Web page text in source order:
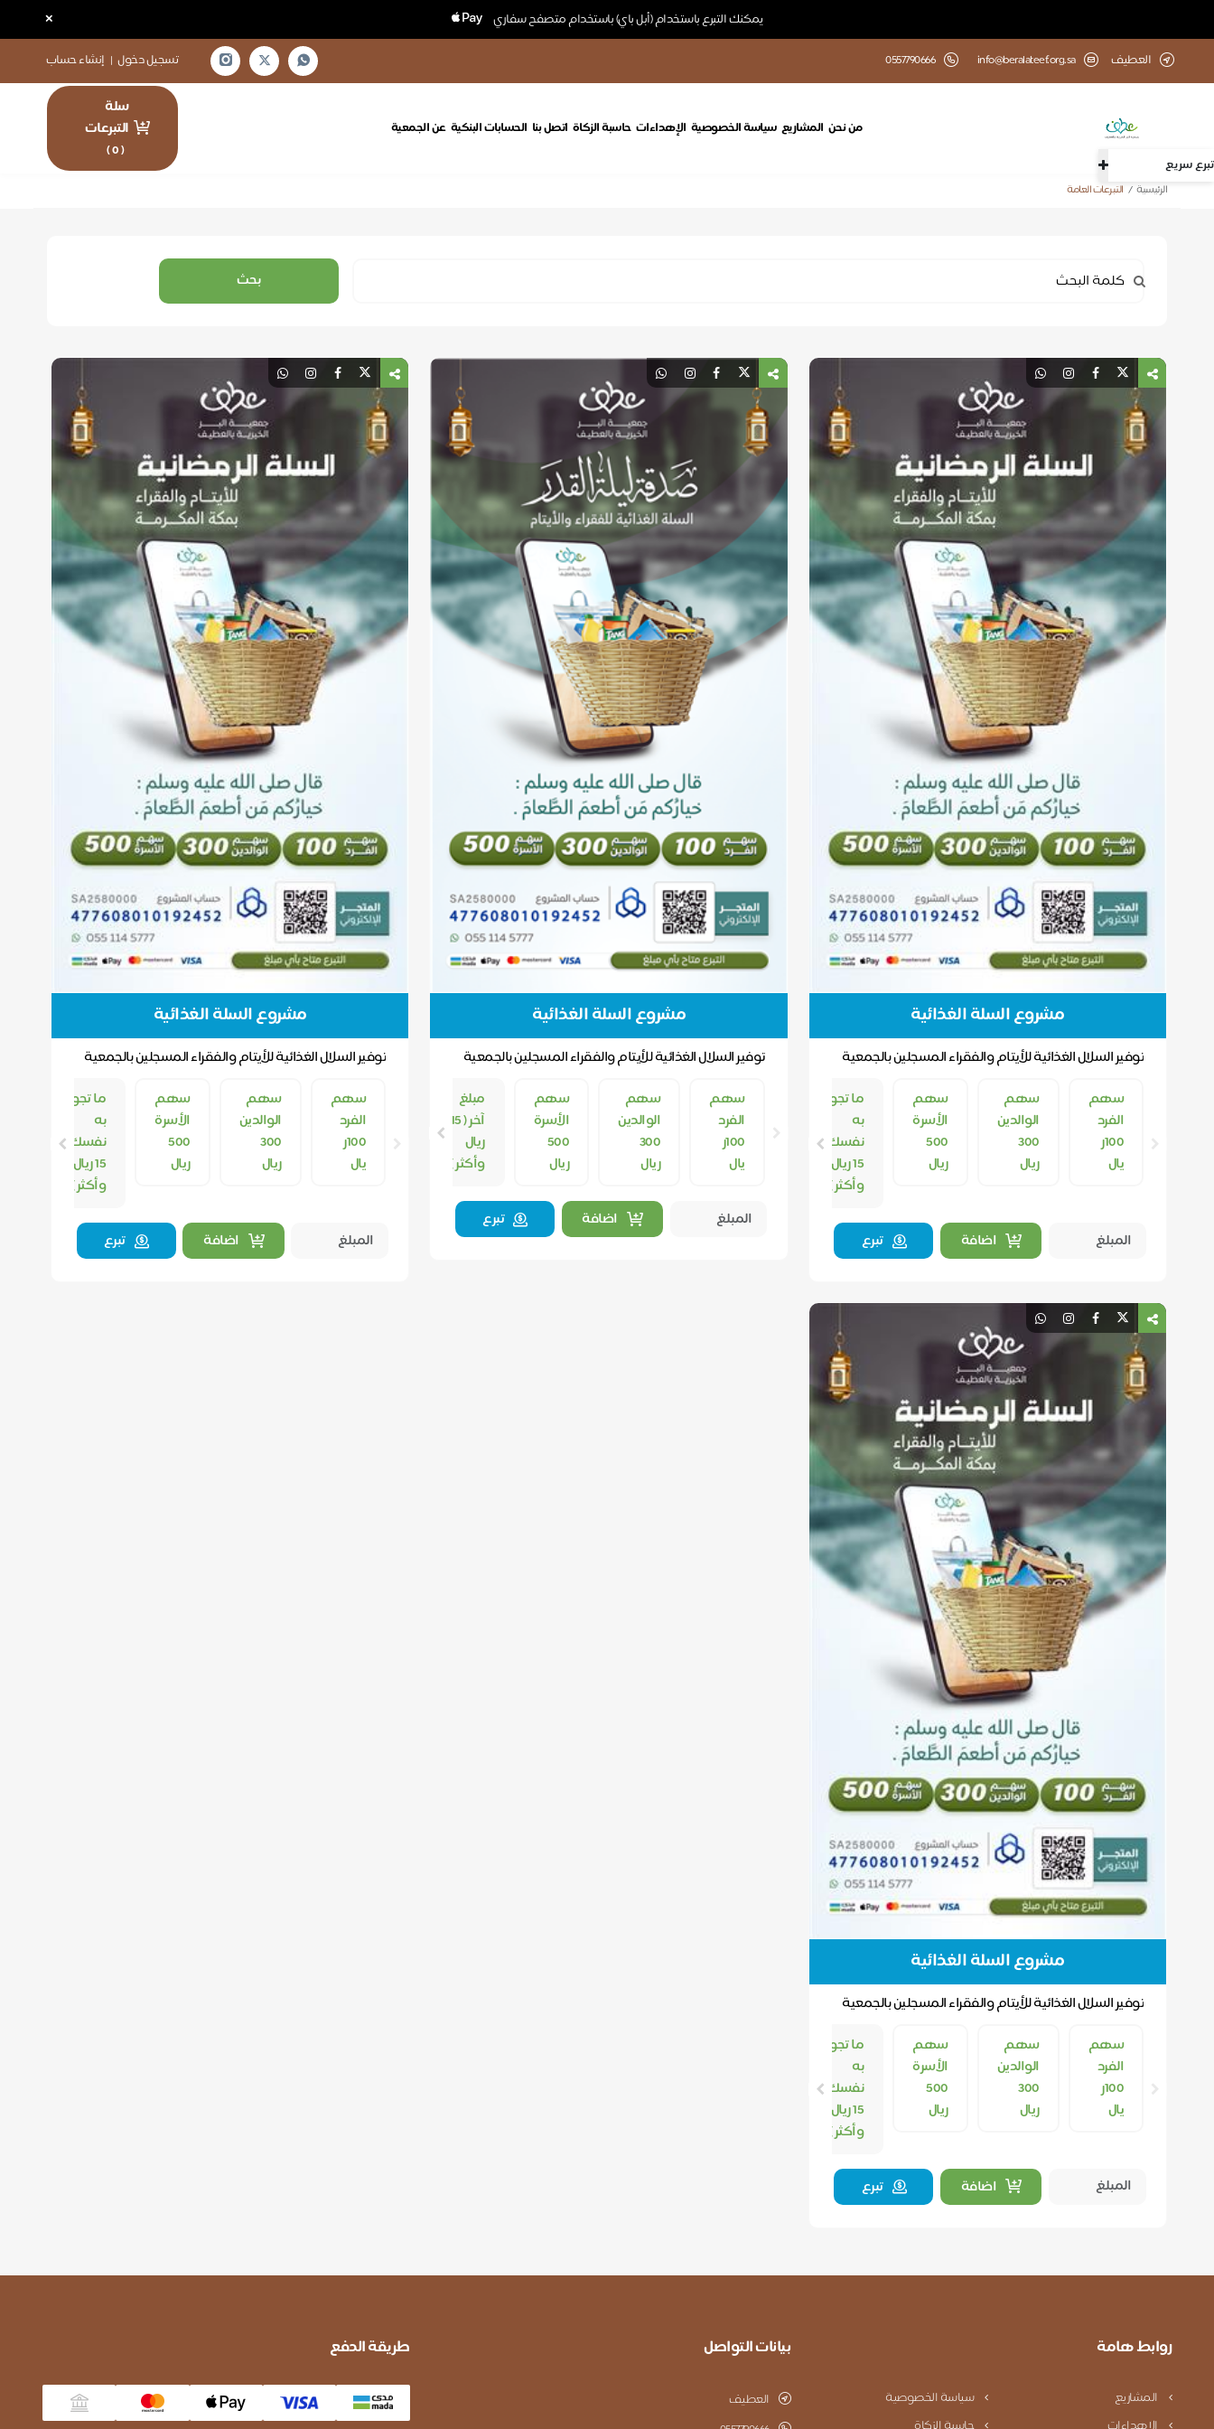
يمكنك التبرع باستخدام (أبل باي) باستخدام متصفح سفاري ×
تبرع سريع
العطيف info@beralateef.org.sa
0557790666 تسجيل دخول | إنشاء حساب
من نحن المشاريع سياسة الخصوصية الإهداءات حاسبة الزكاة اتصل بنا الحسابات البنكية عن الجمعية
سلة
التبرعات
(
0
)
الرئيسية التبرعات العامة
بحث
مشروع السلة الغذائية
توفير السلال الغذائية للأيتام والفقراء المسجلين بالجمعية
سهم
الفرد
100ر
يال
سهم
الوالدين
300
ريال
سهم
الأسرة
500
ريال
ما تجود
به
نفسك (
15 ريال
وأكثر )
اضافة تبرع
مشروع السلة الغذائية
توفير السلال الغذائية للأيتام والفقراء المسجلين بالجمعية
سهم
الفرد
100ر
يال
سهم
الوالدين
300
ريال
سهم
الأسرة
500
ريال
مبلغ
آخر ( 15
ريال
وأكثر )
اضافة تبرع
مشروع السلة الغذائية
توفير السلال الغذائية للأيتام والفقراء المسجلين بالجمعية
سهم
الفرد
100ر
يال
سهم
الوالدين
300
ريال
سهم
الأسرة
500
ريال
ما تجود
به
نفسك (
15 ريال
وأكثر )
اضافة تبرع
مشروع السلة الغذائية
توفير السلال الغذائية للأيتام والفقراء المسجلين بالجمعية
سهم
الفرد
100ر
يال
سهم
الوالدين
300
ريال
سهم
الأسرة
500
ريال
ما تجود
به
نفسك (
15 ريال
وأكثر )
اضافة تبرع
روابط هامة
المشاريع
سياسة الخصوصية
بيانات التواصل
العطيف
طريقة الدفع